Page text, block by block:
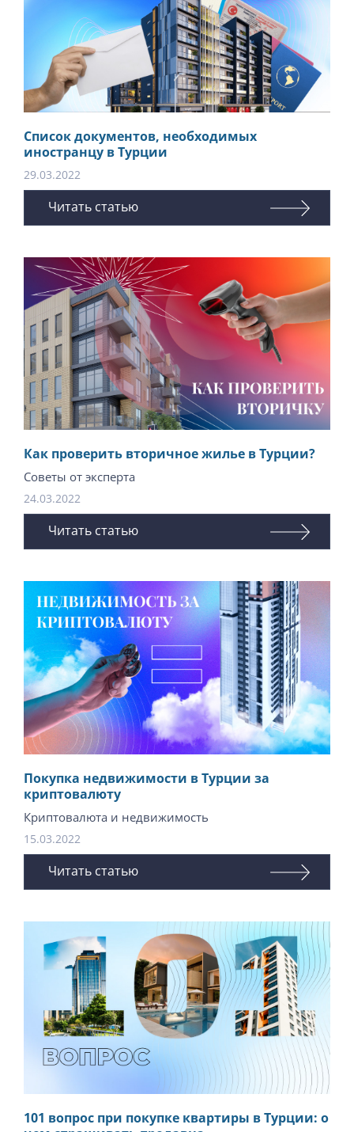
Список документов, необходимых
иностранцу в Турции
29.03.2022
Читать статью
Как проверить вторичное жилье в Турции?
Советы от эксперта
24.03.2022
Читать статью
Покупка недвижимости в Турции за
криптовалюту
Криптовалюта и недвижимость
15.03.2022
Читать статью
101 вопрос при покупке квартиры в Турции: о